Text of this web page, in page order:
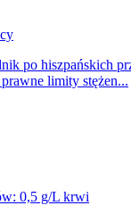
po hiszpańskich
limity stężen...
0,5 g/L krwi